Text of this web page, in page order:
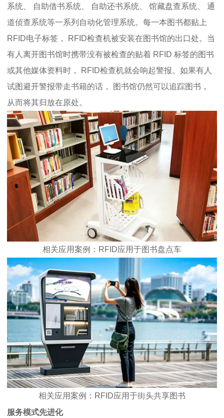
系统、 自助借书系统、 自助还书系统、 馆藏盘查系统、 通
道侦查系统等一系列自动化管理系统。每一本图书都贴上
RFID电子标签， RFID检查机被安装在图书馆的出口处。当
有人离开图书馆时携带没有被检查的贴着 RFID 标签的图书
或其他媒体资料时， RFID检查机就会响起警报。如果有人
试图避开警报带走书籍的话， 图书馆仍然可以追踪图书，
从而将其归放在原处。
相关应用案例：RFID应用于图书盘点车
相关应用案例：RFID应用于街头共享图书
服务模式先进化